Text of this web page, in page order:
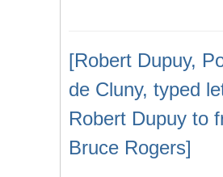
[Robert Dupuy,
de Cluny, typed
Robert Dupuy to
Bruce Rogers]